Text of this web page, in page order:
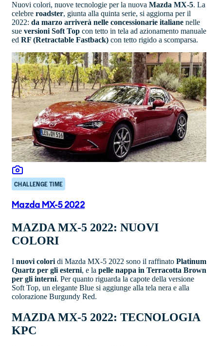
Nuovi colori, nuove tecnologie per la nuova Mazda MX-5. La
celebre roadster, giunta alla quinta serie, si aggiorna per il
2022: da marzo arriverà nelle concessionarie italiane nelle
sue versioni Soft Top con tetto in tela ad azionamento manuale
ed RF (Retractable Fastback) con tetto rigido a scomparsa.
CHALLENGE TIME
Mazda MX-5 2022
MAZDA MX-5 2022: NUOVI
COLORI
I nuovi colori di Mazda MX-5 2022 sono il raffinato Platinum
Quartz per gli esterni, e la pelle nappa in Terracotta Brown
per gli interni. Per quanto riguarda la capote della versione
Soft Top, un elegante Blue si aggiunge alla tela nera e alla
colorazione Burgundy Red.
MAZDA MX-5 2022: TECNOLOGIA
KPC